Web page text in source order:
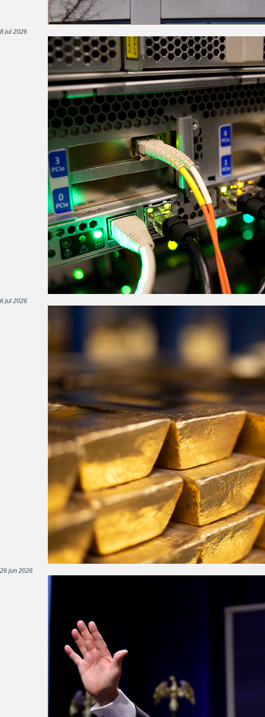
8 jul 2026
6 jul 2026
26 jun 2026